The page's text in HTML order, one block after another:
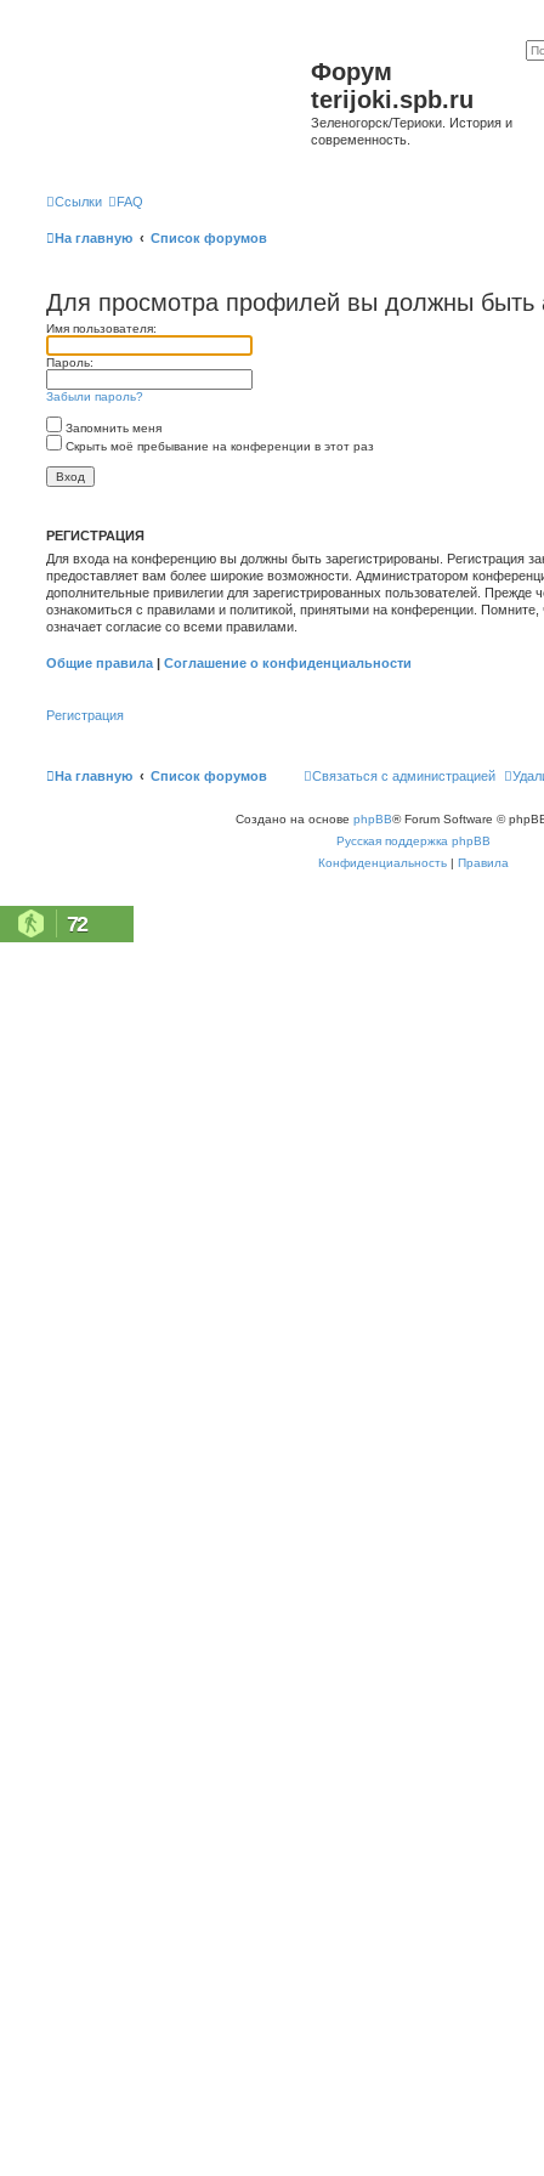
Форум
terijoki.spb.ru
Зеленогорск/Териоки. История и
современность.
Ссылки FAQ
На главную Список форумов
Для просмотра профилей вы должны быть
Имя пользователя:
Пароль:
Забыли пароль?
Запомнить меня
Скрыть моё пребывание на конференции в этот раз
РЕГИСТРАЦИЯ
Для входа на конференцию вы должны быть зарегистрированы. Регистрация
предоставляет вам более широкие возможности. Администратором
дополнительные привилегии для зарегистрированных пользователей. Прежде
ознакомиться с правилами и политикой, принятыми на конференции.
означает согласие со всеми правилами.
Общие правила | Соглашение о конфиденциальности
Регистрация
На главную Список форумов Связаться с администрацией
Создано на основе phpBB® Forum Software ©
Русская поддержка phpBB
Конфиденциальность | Правила
72